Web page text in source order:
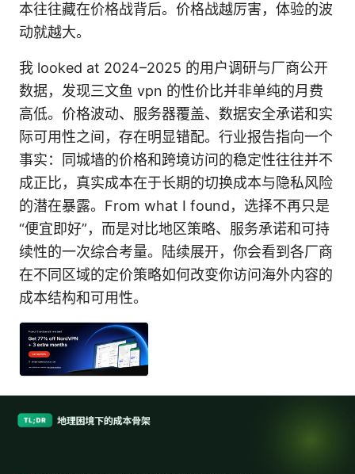
本往往藏在价格战背后。价格战越厉害，体验的波
动就越大。
我 looked at 2024–2025 的用户调研与厂商公开
数据，发现三文鱼 vpn 的性价比并非单纯的月费
高低。价格波动、服务器覆盖、数据安全承诺和实
际可用性之间，存在明显错配。行业报告指向一个
事实：同城墙的价格和跨境访问的稳定性往往并不
成正比，真实成本在于长期的切换成本与隐私风险
的潜在暴露。From what I found，选择不再只是
“便宜即好”，而是对比地区策略、服务承诺和可持
续性的一次综合考量。陆续展开，你会看到各厂商
在不同区域的定价策略如何改变你访问海外内容的
成本结构和可用性。